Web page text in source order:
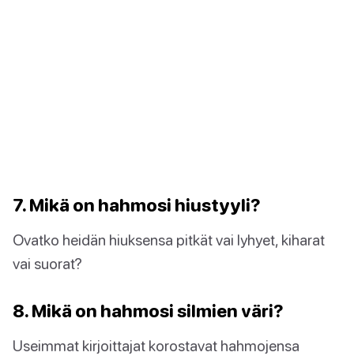
7. Mikä on hahmosi hiustyyli?
Ovatko heidän hiuksensa pitkät vai lyhyet, kiharat
vai suorat?
8. Mikä on hahmosi silmien väri?
Useimmat kirjoittajat korostavat hahmojensa